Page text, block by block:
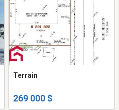
Terrain
269 000 $